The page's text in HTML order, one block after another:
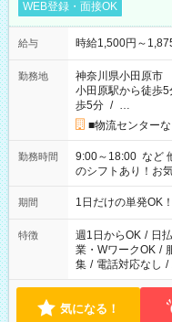
WEB登録・面接OK
給与 時給1,500円～
勤務地
神奈川県小田原市
小田原駅から徒歩5
歩5分 / …
■物流センター
勤務時間
9:00～18:00 など 他にも ▼10:00～19:00 ▼18:00～21:00 など
のシフトあり！お
期間 1日だけの単発OK
特徴 週1日からOK / 日
業・WワークOK /
集 / 電話対応なし /
気になる！